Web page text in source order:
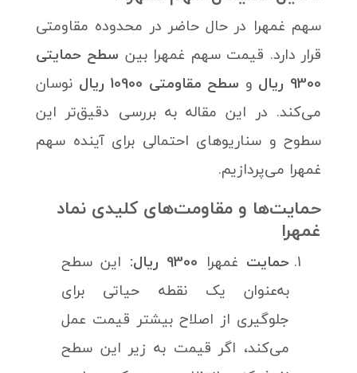
سهم غمهرا در حال حاضر در محدوده مقاومتی
قرار دارد. قیمت سهم غمهرا بین سطح حمایتی
9300 ریال
و سطح مقاومتی 10900 ریال
نوسان
می‌کند. در این مقاله به بررسی دقیق‌تر این
سطوح و سناریوهای احتمالی برای آینده سهم
غمهرا می‌پردازیم.
حمایت‌ها و مقاومت‌های کلیدی نماد
غمهرا
حمایت غمهرا 9300 ریال:
این سطح
به‌عنوان یک نقطه حیاتی برای
جلوگیری از اصلاح بیشتر قیمت عمل
می‌کند، اگر قیمت به زیر این سطح